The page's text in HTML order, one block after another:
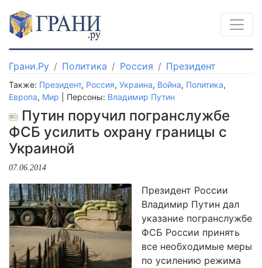
Грани.Ру Политика Россия Президент
Также: Президент, Россия, Украина, Война, Политика,
Европа, Мир | Персоны: Владимир Путин
Путин поручил погранслужбе
ФСБ усилить охрану границы с
Украиной
07.06.2014
Президент России
Владимир Путин дал
указание погранслужбе
ФСБ России принять
все необходимые меры
по усилению режима